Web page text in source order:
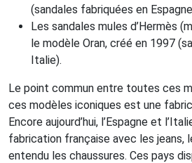
(sandales fabriquées en
Les sandales mules d’Hermès
le modèle Oran, créé en 1997
Italie).
Le point commun entre toutes ces
ces modèles iconiques est une
Encore aujourd’hui, l’Espagne et
fabrication française avec les jeans,
entendu les chaussures. Ces pays